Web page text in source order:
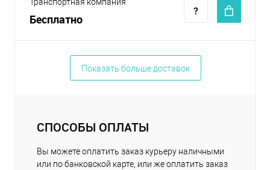
Транспортная компания
Бесплатно
Показать больше доставок
СПОСОБЫ ОПЛАТЫ
Вы можете оплатить заказ курьеру наличными
или по банковской карте, или же оплатить заказ